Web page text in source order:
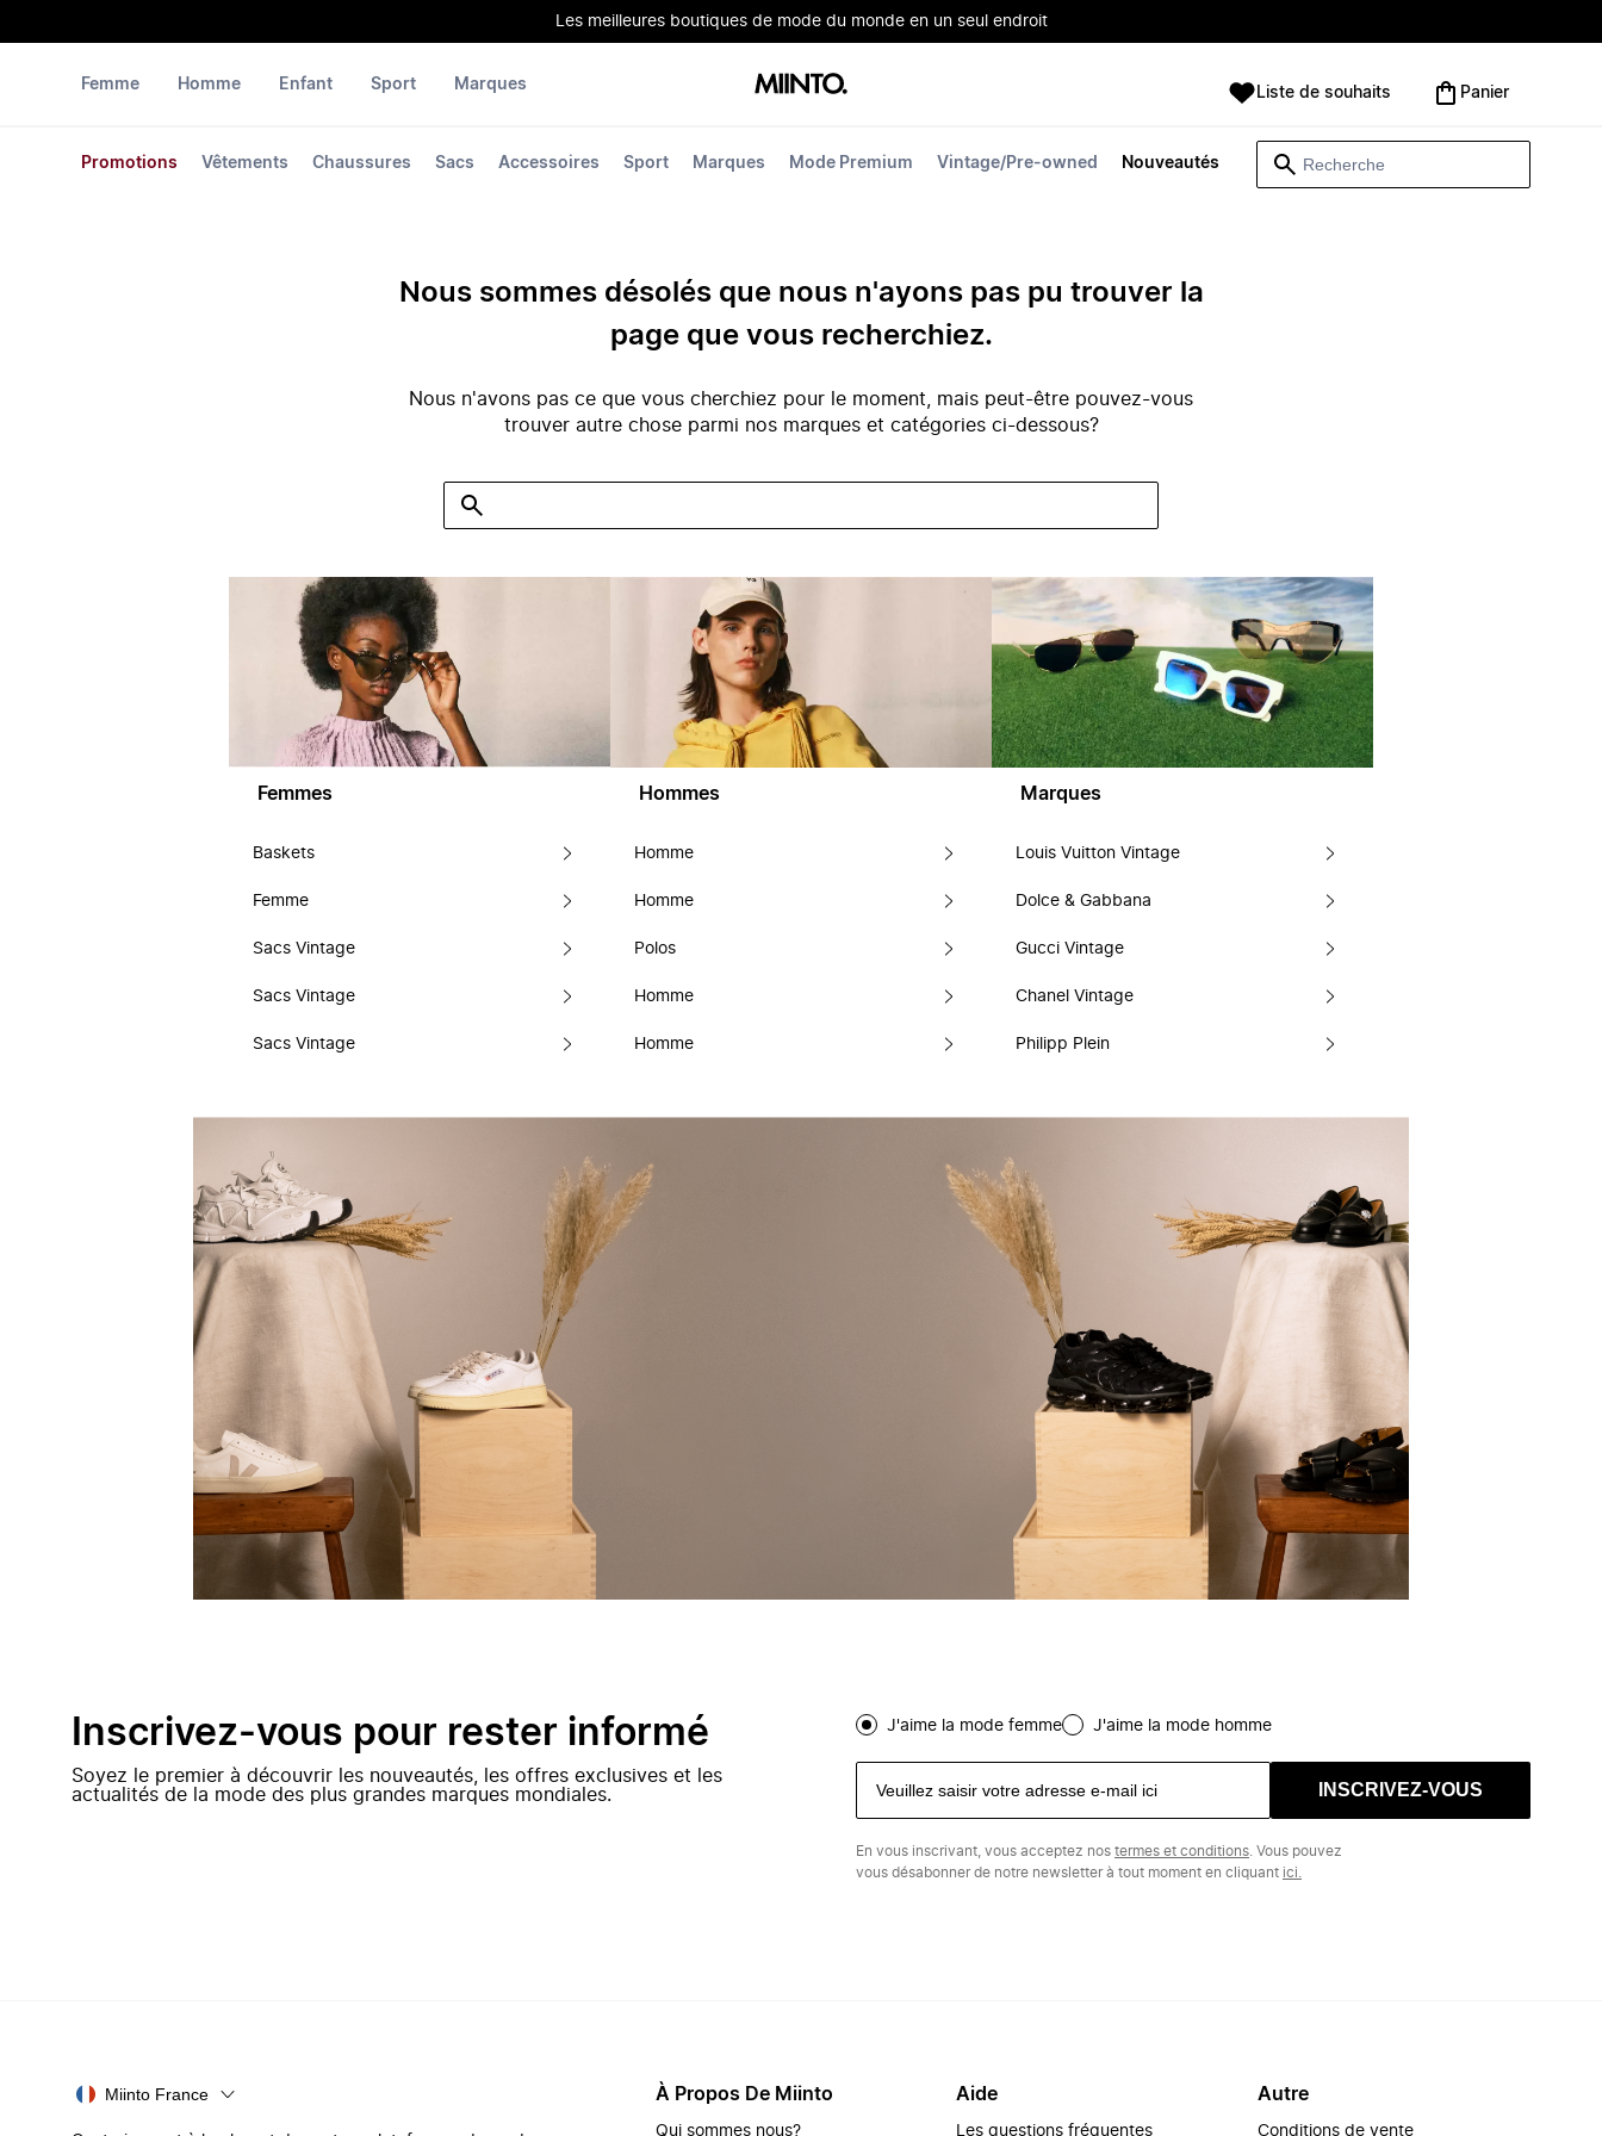
Les meilleures boutiques de mode du monde en un seul endroit
Femme
Promotions Vêtements Chaussures Sacs Accessoires Sport Marques Mode Premium Vintage/Pre-owned Nouveautés
Homme Enfant Sport Marques Liste de souhaits Panier
Nous sommes désolés que nous n'ayons pas pu trouver la
page que vous recherchiez.
Nous n'avons pas ce que vous cherchiez pour le moment, mais peut-être pouvez-vous
trouver autre chose parmi nos marques et catégories ci-dessous?
Femmes
Baskets
Femme
Sacs Vintage
Sacs Vintage
Sacs Vintage
Hommes
Homme
Homme
Polos
Homme
Homme
Marques
Louis Vuitton Vintage
Dolce & Gabbana
Gucci Vintage
Chanel Vintage
Philipp Plein
Inscrivez-vous pour rester informé
Soyez le premier à découvrir les nouveautés, les offres exclusives et les
actualités de la mode des plus grandes marques mondiales.
J'aime la mode femme J'aime la mode homme
INSCRIVEZ-VOUS
En vous inscrivant, vous acceptez nos termes et conditions . Vous pouvez
vous désabonner de notre newsletter à tout moment en cliquant ici.
Miinto France À Propos De Miinto
Qui sommes nous?
Aide
Les questions fréquentes
Autre
Conditions de vente